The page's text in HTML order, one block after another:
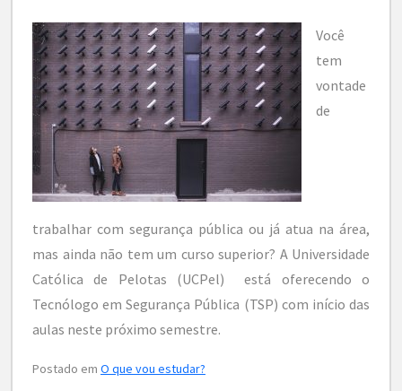
Você
tem
vontade
de
trabalhar com segurança pública ou já atua na área,
mas ainda não tem um curso superior? A Universidade
Católica de Pelotas (UCPel) está oferecendo o
Tecnólogo em Segurança Pública (TSP) com início das
aulas neste próximo semestre.
Postado em O que vou estudar?